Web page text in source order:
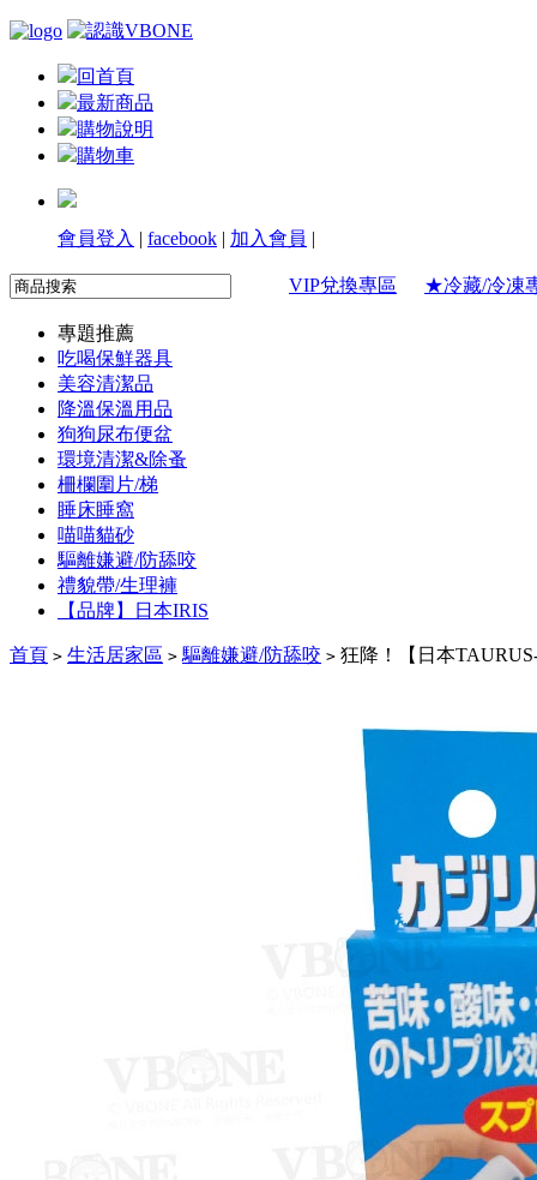
回首頁
最新商品
購物說明
購物車
會員登入 | facebook | 加入會員 |
VIP兌換專區 ★冷藏/冷凍
專題推薦
吃喝保鮮器具
美容清潔品
降溫保溫用品
狗狗尿布便盆
環境清潔&除蚤
柵欄圍片/梯
睡床睡窩
喵喵貓砂
驅離嫌避/防舔咬
禮貌帶/生理褲
【品牌】日本IRIS
首頁 > 生活居家區 > 驅離嫌避/防舔咬 > 狂降！【日本